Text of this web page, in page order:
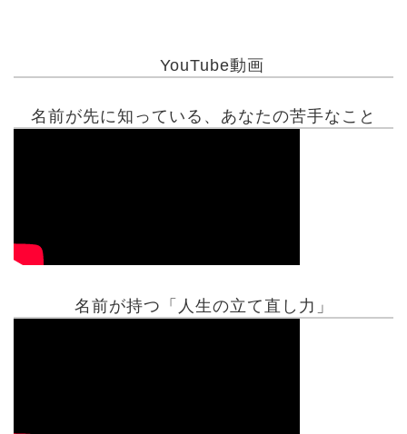
YouTube動画
名前が先に知っている、あなたの苦手なこと
名前が持つ「人生の立て直し力」